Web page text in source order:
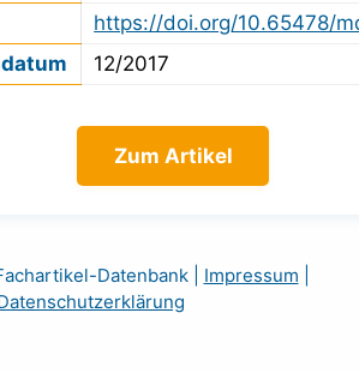
https://doi.org/10.65478/
12/2017
Zum Artikel
Datenbank| Impressum